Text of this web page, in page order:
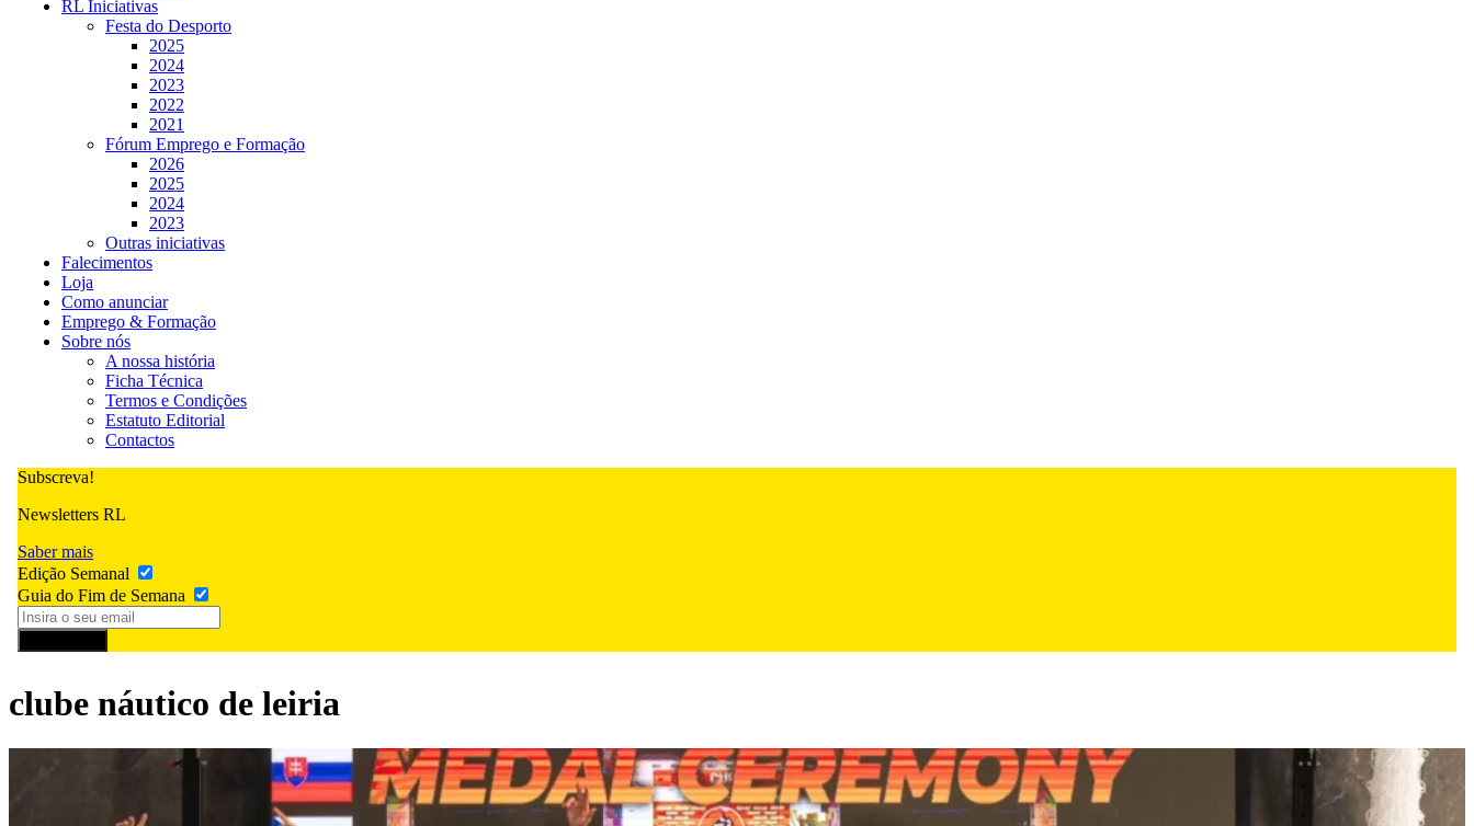
RL Iniciativas
Festa do Desporto
2025
2024
2023
2022
2021
Fórum Emprego e Formação
2026
2025
2024
2023
Outras iniciativas
Falecimentos
Loja
Como anunciar
Emprego & Formação
Sobre nós
A nossa história
Ficha Técnica
Termos e Condições
Estatuto Editorial
Contactos
Subscreva!
Newsletters RL
Saber mais
Edição Semanal
Guia do Fim de Semana
clube náutico de leiria